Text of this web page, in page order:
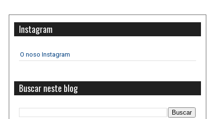
Instagram
O noso Instagram
Buscar neste blog